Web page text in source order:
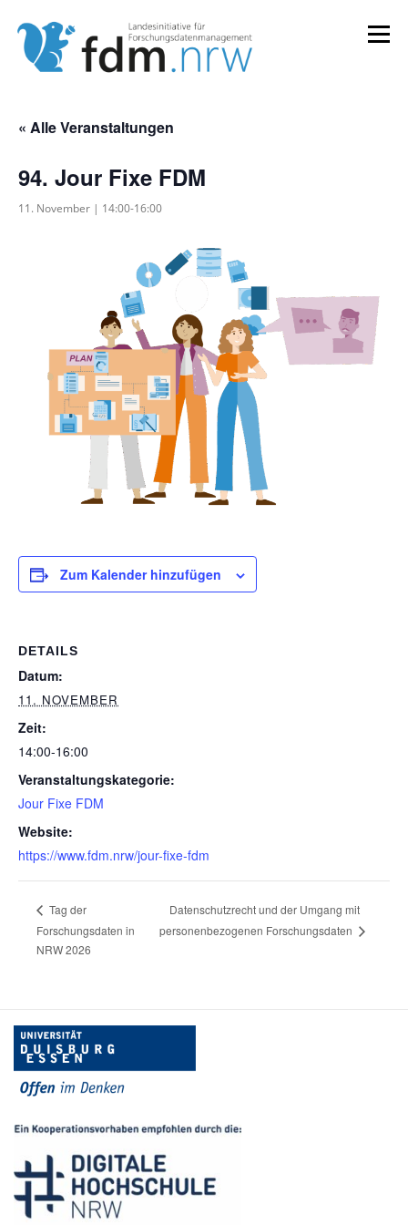
Inhalt
springen
Menü
KOMPETENZEN & VERANSTALTUNGEN
« Alle Veranstaltungen
94. Jour Fixe FDM
11. November | 14:00-16:00
Zum Kalender hinzufügen
DETAILS
Datum:
11. NOVEMBER
Zeit:
14:00-16:00
Veranstaltungskategorie:
Jour Fixe FDM
Website:
https://www.fdm.nrw/jour-fixe-fdm
Tag der
Forschungsdaten in
NRW 2026
Datenschutzrecht und der Umgang mit
personenbezogenen Forschungsdaten